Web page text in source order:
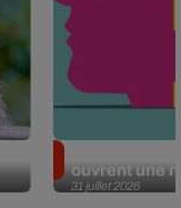
31 juillet 2026
ouvrent une